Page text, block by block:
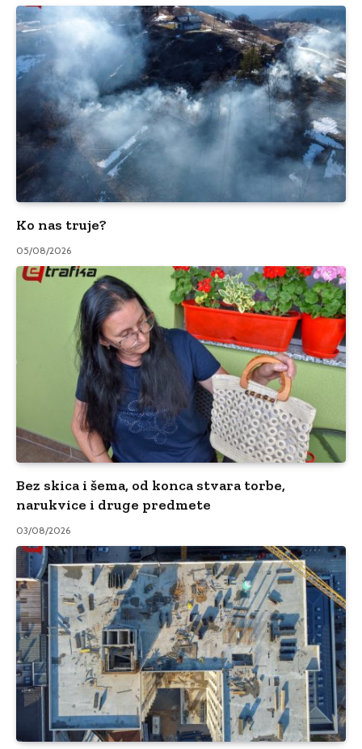
Ko nas truje?
05/08/2026
Bez skica i šema, od konca stvara torbe,
narukvice i druge predmete
03/08/2026